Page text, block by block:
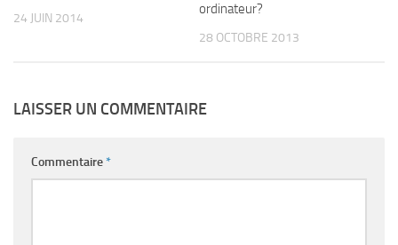
24 JUIN 2014
ordinateur?
28 OCTOBRE 2013
LAISSER UN COMMENTAIRE
Commentaire*